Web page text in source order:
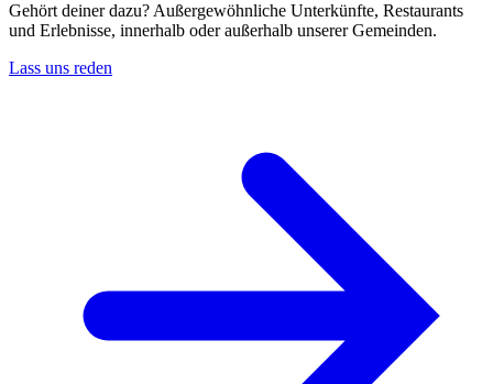
Gehört deiner dazu? Außergewöhnliche Unterkünfte, Restaurants
und Erlebnisse, innerhalb oder außerhalb unserer Gemeinden.
Lass uns reden